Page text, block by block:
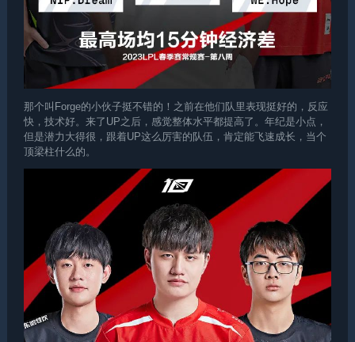
那个叫Forge的小伙子挺不错的！之前在他们队里表现挺好的，反应
快，技术好。来了UP之后，感觉整体水平都提高了。年纪是小点，
但是潜力大得很，跟着UP这么厉害的队伍，肯定能飞速成长，当个
顶梁柱什么的。